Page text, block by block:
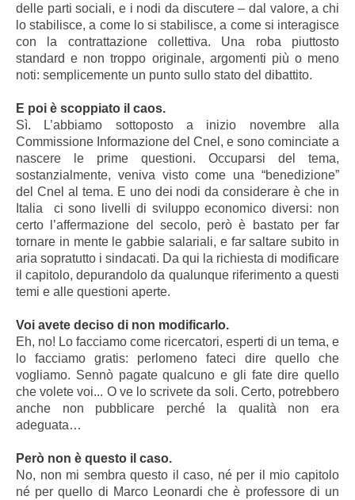
delle parti sociali, e i nodi da discutere – dal valore, a chi
lo stabilisce, a come lo si stabilisce, a come si interagisce
con la contrattazione collettiva. Una roba piuttosto
standard e non troppo originale, argomenti più o meno
noti: semplicemente un punto sullo stato del dibattito.
E poi è scoppiato il caos.
Sì. L’abbiamo sottoposto a inizio novembre alla
Commissione Informazione del Cnel, e sono cominciate a
nascere le prime questioni. Occuparsi del tema,
sostanzialmente, veniva visto come una “benedizione”
del Cnel al tema. E uno dei nodi da considerare è che in
Italia ci sono livelli di sviluppo economico diversi: non
certo l’affermazione del secolo, però è bastato per far
tornare in mente le gabbie salariali, e far saltare subito in
aria sopratutto i sindacati. Da qui la richiesta di modificare
il capitolo, depurandolo da qualunque riferimento a questi
temi e alle questioni aperte.
Voi avete deciso di non modificarlo.
Eh, no! Lo facciamo come ricercatori, esperti di un tema, e
lo facciamo gratis: perlomeno fateci dire quello che
vogliamo. Sennò pagate qualcuno e gli fate dire quello
che volete voi... O ve lo scrivete da soli. Certo, potrebbero
anche non pubblicare perché la qualità non era
adeguata…
Però non è questo il caso.
No, non mi sembra questo il caso, né per il mio capitolo
né per quello di Marco Leonardi che è professore di un